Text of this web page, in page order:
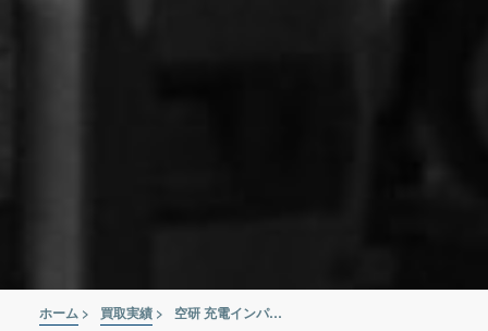
ホーム > 買取実績 > 空研 充電インパクトレンチ KW-E190pro